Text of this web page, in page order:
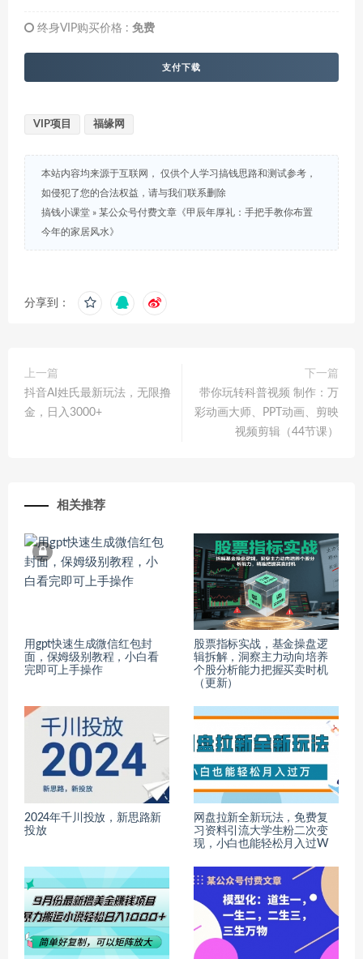
终身VIP购买价格 : 免费
支付下载
VIP项目 福缘网
本站内容均来源于互联网， 仅供个人学习搞钱思路和测试参考，
如侵犯了您的合法权益，请与我们联系删除
搞钱小课堂 » 某公众号付费文章《甲辰年厚礼：手把手教你布置
今年的家居风水》
分享到：
上一篇
抖音AI姓氏最新玩法，无限撸
金，日入3000+
下一篇
带你玩转科普视频 制作：万
彩动画大师、PPT动画、剪映
视频剪辑（44节课）
相关推荐
用gpt快速生成微信红包封
面，保姆级别教程，小白看
完即可上手操作
股票指标实战，基金操盘逻
辑拆解，洞察主力动向培养
个股分析能力把握买卖时机
（更新）
2024年千川投放，新思路新
投放
网盘拉新全新玩法，免费复
习资料引流大学生粉二次变
现，小白也能轻松月入过W